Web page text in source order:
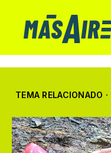
TEMA RELACIONADO ·